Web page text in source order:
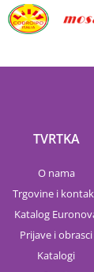
TVRTKA
O nama
Trgovine i
Katalog
Prijave i obrasci
Katalogi